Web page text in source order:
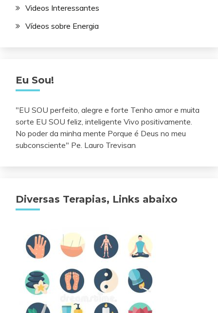
Videos Interessantes
Vídeos sobre Energia
Eu Sou!
"EU SOU perfeito, alegre e forte Tenho amor e muita
sorte EU SOU feliz, inteligente Vivo positivamente.
No poder da minha mente Porque é Deus no meu
subconsciente" Pe. Lauro Trevisan
Diversas Terapias, Links abaixo